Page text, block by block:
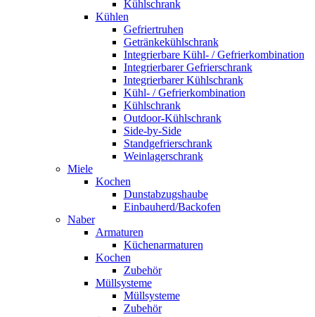
Kühlschrank
Kühlen
Gefriertruhen
Getränkekühlschrank
Integrierbare Kühl- / Gefrierkombination
Integrierbarer Gefrierschrank
Integrierbarer Kühlschrank
Kühl- / Gefrierkombination
Kühlschrank
Outdoor-Kühlschrank
Side-by-Side
Standgefrierschrank
Weinlagerschrank
Miele
Kochen
Dunstabzugshaube
Einbauherd/Backofen
Naber
Armaturen
Küchenarmaturen
Kochen
Zubehör
Müllsysteme
Müllsysteme
Zubehör